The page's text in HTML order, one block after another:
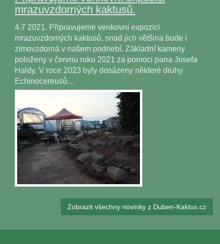
mrazuvzdorných kaktusů.
4.7 2021. Připravujeme venkovní expozici
mrazuvzdorných kaktusů, snad jich většina bude i
zimovzdorná v našem podnebí. Základní kameny
položeny v červnu roku 2021 za pomoci pana Josefa
Haldy. V roce 2023 byly dosázeny některé druhy
Echinocereusů…
Zobrazit všechny novinky z Duben-Kaktus.cz